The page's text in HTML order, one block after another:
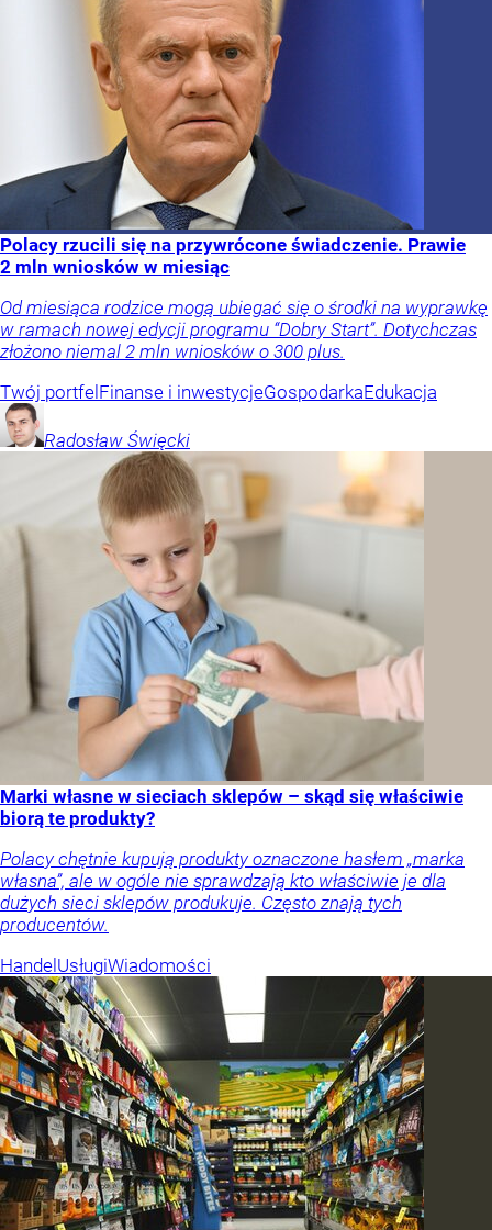
Polacy rzucili się na przywrócone świadczenie. Prawie
2 mln wniosków w miesiąc
Od miesiąca rodzice mogą ubiegać się o środki na wyprawkę
w ramach nowej edycji programu “Dobry Start”. Dotychczas
złożono niemal 2 mln wniosków o 300 plus.
Twój portfelFinanse i inwestycjeGospodarkaEdukacja
Radosław Święcki
Marki własne w sieciach sklepów – skąd się właściwie
biorą te produkty?
Polacy chętnie kupują produkty oznaczone hasłem „marka
własna”, ale w ogóle nie sprawdzają kto właściwie je dla
dużych sieci sklepów produkuje. Często znają tych
producentów.
HandelUsługiWiadomości